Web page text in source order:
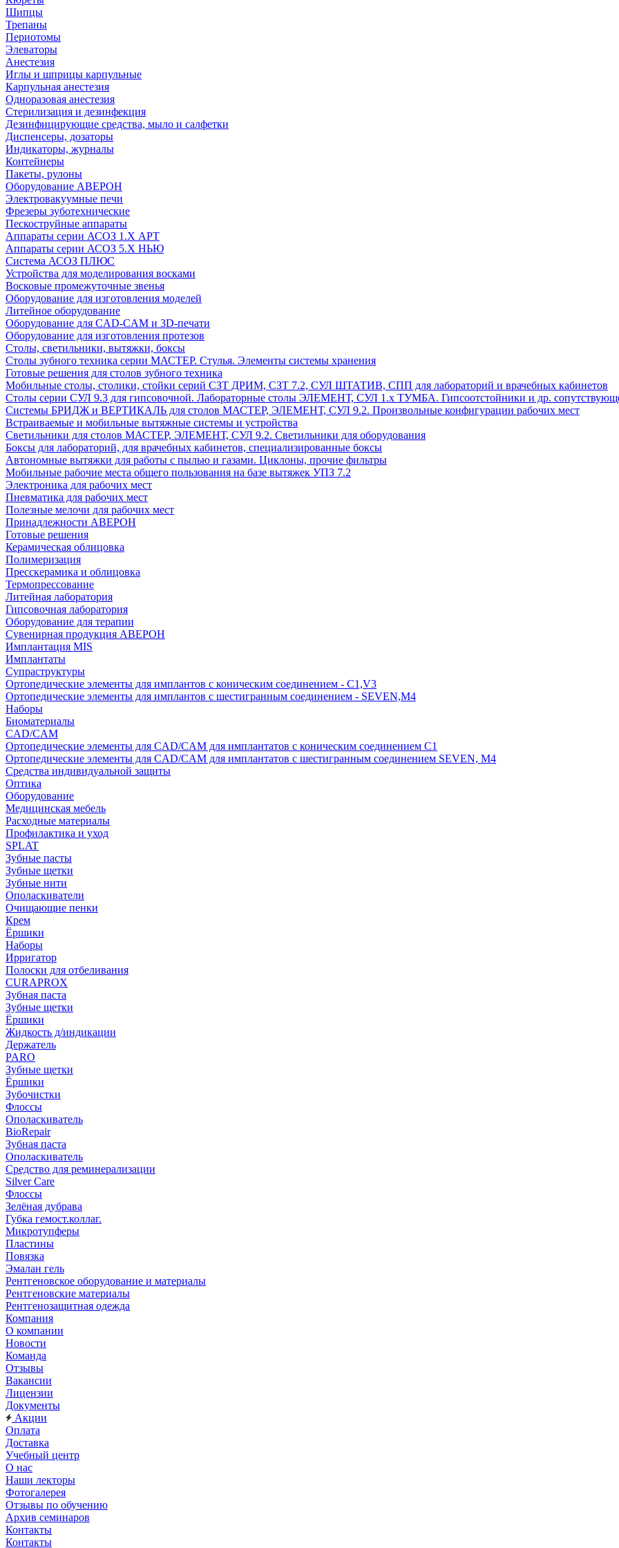
Шипцы
Трепаны
Периотомы
Элеваторы
Анестезия
Иглы и шприцы карпульные
Карпульная анестезия
Одноразовая анестезия
Стерилизация и дезинфекция
Дезинфицирующие средства, мыло и салфетки
Диспенсеры, дозаторы
Индикаторы, журналы
Контейнеры
Пакеты, рулоны
Оборудование АВЕРОН
Электровакуумные печи
Фрезеры зуботехнические
Пескоструйные аппараты
Аппараты серии АСОЗ 1.Х АРТ
Аппараты серии АСОЗ 5.Х НЬЮ
Система АСОЗ ПЛЮС
Устройства для моделирования восками
Восковые промежуточные звенья
Оборудование для изготовления моделей
Литейное оборудование
Оборудование для CAD-CAM и 3D-печати
Оборудование для изготовления протезов
Cтолы, светильники, вытяжки, боксы
Столы зубного техника серии МАСТЕР. Стулья. Элементы системы хранения
Готовые решения для столов зубного техника
Мобильные столы, столики, стойки серий СЗТ ДРИМ, СЗТ 7.2, СУЛ ШТАТИВ, СПП для лабораторий и врачебных кабинетов
Столы серии СУЛ 9.3 для гипсовочной. Лабораторные столы ЭЛЕМЕНТ, СУЛ 1.х ТУМБА. Гипсоотстойники и др.
Системы БРИДЖ и ВЕРТИКАЛЬ для столов МАСТЕР, ЭЛЕМЕНТ, СУЛ 9.2. Произвольные конфигурации рабочих мест
Встраиваемые и мобильные вытяжные системы и устройства
Светильники для столов МАСТЕР, ЭЛЕМЕНТ, СУЛ 9.2. Светильники для оборудования
Боксы для лабораторий, для врачебных кабинетов, специализированные боксы
Автономные вытяжки для работы с пылью и газами. Циклоны, прочие фильтры
Мобильные рабочие места общего пользования на базе вытяжек УПЗ 7.2
Электроника для рабочих мест
Пневматика для рабочих мест
Полезные мелочи для рабочих мест
Принадлежности АВЕРОН
Готовые решения
Керамическая облицовка
Полимеризация
Пресскерамика и облицовка
Термопрессование
Литейная лаборатория
Гипсовочная лаборатория
Оборудование для терапии
Сувенирная продукция АВЕРОН
Имплантация MIS
Имплантаты
Супраструктуры
Ортопедические элементы для имплантов с коническим соединением - C1,V3
Ортопедические элементы для имплантов с шестигранным соединением - SEVEN,M4
Наборы
Биоматериалы
CAD/CAM
Ортопедические элементы для CAD/CAM для имплантатов с коническим соединением С1
Ортопедические элементы для CAD/CAM для имплантатов с шестигранным соединением SEVEN, М4
Средства индивидуальной защиты
Оптика
Оборудование
Медицинская мебель
Расходные материалы
Профилактика и уход
SPLAT
Зубные пасты
Зубные щетки
Зубные нити
Ополаскиватели
Очищающие пенки
Крем
Ёршики
Наборы
Ирригатор
Полоски для отбеливания
CURAPROX
Зубная паста
Зубные щетки
Ёршики
Жидкость д/индикации
Держатель
PARO
Зубные щетки
Ёршики
Зубочистки
Флоссы
Ополаскиватель
BioRepair
Зубная паста
Ополаскиватель
Средство для реминерализации
Silver Care
Флоссы
Зелёная дубрава
Губка гемост.коллаг.
Микротупферы
Пластины
Повязка
Эмалан гель
Рентгеновское оборудование и материалы
Рентгеновские материалы
Рентгенозащитная одежда
Компания
О компании
Новости
Команда
Отзывы
Вакансии
Лицензии
Документы
Акции
Оплата
Доставка
Учебный центр
О нас
Наши лекторы
Фотогалерея
Отзывы по обучению
Архив семинаров
Контакты
Контакты